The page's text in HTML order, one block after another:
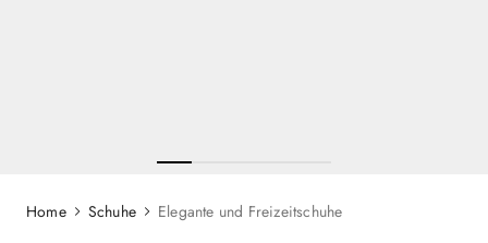
Schuhe Elegante und Freizeitschuhe